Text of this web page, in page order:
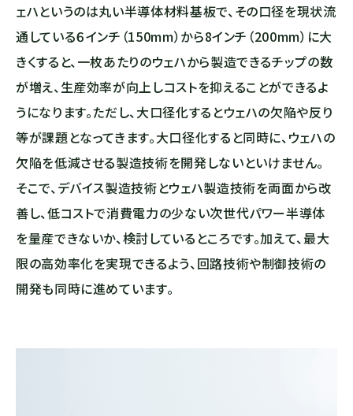
ェハというのは丸い半導体材料基板で、その口径を現状流
通している６インチ（150mm）から8インチ（200mm）に大
きくすると、一枚あたりのウェハから製造できるチップの数
が増え、生産効率が向上しコストを抑えることができるよ
うになります。ただし、大口径化するとウェハの欠陥や反り
等が課題となってきます。大口径化すると同時に、ウェハの
欠陥を低減させる製造技術を開発しないといけません。
そこで、デバイス製造技術とウェハ製造技術を両面から改
善し、低コストで消費電力の少ない次世代パワー半導体
を量産できないか、検討しているところです。加えて、最大
限の高効率化を実現できるよう、回路技術や制御技術の
開発も同時に進めています。